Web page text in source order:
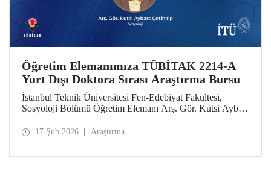
Öğretim Elemanımıza TÜBİTAK 2214-A
Yurt Dışı Doktora Sırası Araştırma Bursu
İstanbul Teknik Üniversitesi Fen-Edebiyat Fakültesi,
Sosyoloji Bölümü Öğretim Elemanı Arş. Gör. Kutsi Aybars
Araştırma Bursu kapsamında desteklenmeye hak kazandı.
17 Şub 2026 Araştırma